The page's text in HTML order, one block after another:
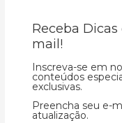
Receba
mail!
Inscreva-se em
conteúdos
exclusivas.
Preencha seu e-
atualização.